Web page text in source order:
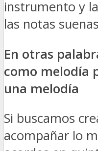
instrumento y
las notas
En otras
como melodía
una melodía
Si buscamos
acompañar lo